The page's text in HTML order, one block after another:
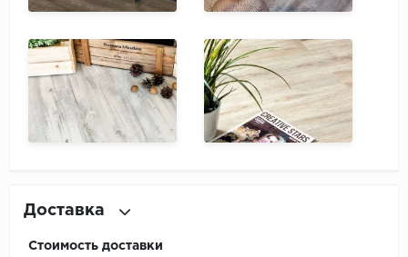
Доставка
Стоимость доставки